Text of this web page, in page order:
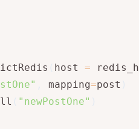
host =
mapping=post
"newPostOne"